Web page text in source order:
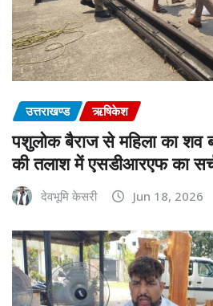
उत्तराखण्ड ऋषिकेश
पशुलोक बैराज से महिला का शव
की तलाश में एसडीआरएफ का
देवभूमि केसरी Jun 18, 2026